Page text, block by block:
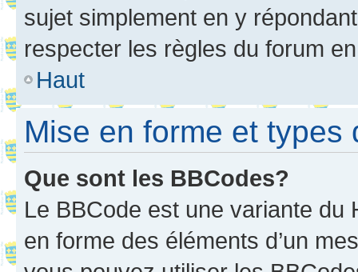
sujet simplement en y
respecter les règles du forum
Haut
Mise en forme et types
Que sont les BBCodes?
Le BBCode est une variante du
en forme des éléments d’un